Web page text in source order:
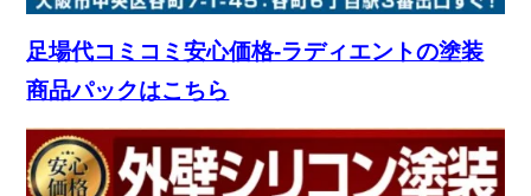
足場代コミコミ安心価格-ラディエントの塗装
商品パックはこちら